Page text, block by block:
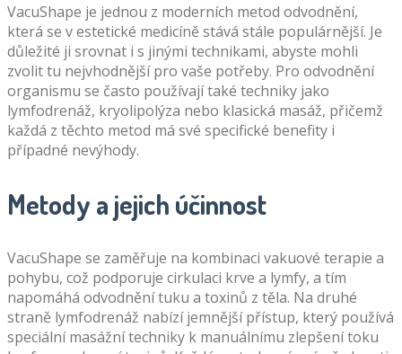
VacuShape je jednou z moderních metod odvodnění,
která se v estetické medicíně stává stále populárnější. Je
důležité ji srovnat i s jinými technikami, abyste mohli
zvolit tu nejvhodnější pro vaše potřeby. Pro odvodnění
organismu se často používají také techniky jako
lymfodrenáž, kryolipolýza nebo klasická masáž, přičemž
každá z těchto metod má své specifické benefity i
případné nevýhody.
Metody a jejich účinnost
VacuShape se zaměřuje na kombinaci vakuové terapie a
pohybu, což podporuje cirkulaci krve a lymfy, a tím
napomáhá odvodnění tuku a toxinů z těla. Na druhé
straně lymfodrenáž nabízí jemnější přístup, který používá
speciální masážní techniky k manuálnímu zlepšení toku